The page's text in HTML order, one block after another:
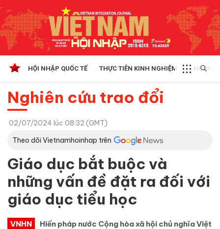
HỘI NHẬP QUỐC TẾ THỰC TIỄN KINH NGHIỆM CHÍNH
Nghiên cứu trao đổi
02/07/2024 lúc 08:32 (GMT)
Theo dõi Vietnamhoinhap trên
Giáo dục bắt buộc và
những vấn đề đặt ra đối với
giáo dục tiểu học
VNHN
Hiến pháp nước Cộng hòa xã hội chủ nghĩa Việt